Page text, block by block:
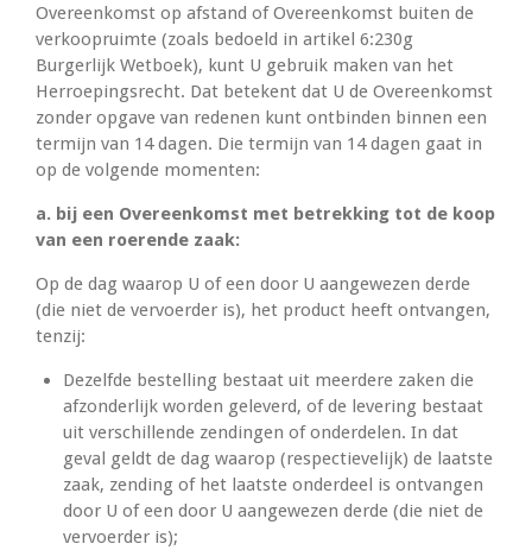
Overeenkomst op afstand of Overeenkomst buiten de
verkoopruimte (zoals bedoeld in artikel 6:230g
Burgerlijk Wetboek), kunt U gebruik maken van het
Herroepingsrecht. Dat betekent dat U de Overeenkomst
zonder opgave van redenen kunt ontbinden binnen een
termijn van 14 dagen. Die termijn van 14 dagen gaat in
op de volgende momenten:
a. bij een Overeenkomst met betrekking tot de koop
van een roerende zaak:
Op de dag waarop U of een door U aangewezen derde
(die niet de vervoerder is), het product heeft ontvangen,
tenzij:
Dezelfde bestelling bestaat uit meerdere zaken die
afzonderlijk worden geleverd, of de levering bestaat
uit verschillende zendingen of onderdelen. In dat
geval geldt de dag waarop (respectievelijk) de laatste
zaak, zending of het laatste onderdeel is ontvangen
door U of een door U aangewezen derde (die niet de
vervoerder is);